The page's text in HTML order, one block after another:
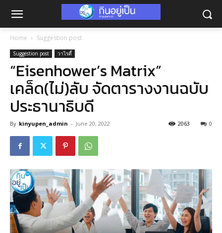
Home Suggestion post
Suggestion post วาไรตี้
“Eisenhower’s Matrix”
เคล็ด(ไม่)ลับ จัดตารางงานฉบับ
ประธานาธิบดี
By kinyupen_admin - June 20, 2022 0
2063